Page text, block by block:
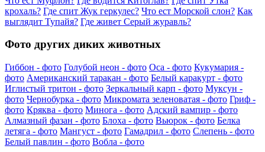
крохаль? Где спит Жук геркулес? Что ест Морской слон? Как
выглядит Тупайя? Где живет Серый журавль?
Фото других диких животных
Гиббон - фото Голубой неон - фото Оса - фото Кукумария -
фото Американский таракан - фото Белый каракурт - фото
Иглистый тритон - фото Зеркальный карп - фото Муксун -
фото Чернобурка - фото Микромата зеленоватая - фото Гриф -
фото Кряква - фото Минога - фото Адский вампир - фото
Алмазный фазан - фото Блоха - фото Вьюрок - фото Белка
летяга - фото Мангуст - фото Гамадрил - фото Слепень - фото
Белый павлин - фото Вобла - фото